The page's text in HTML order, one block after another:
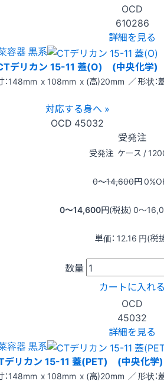
OCD
610286
詳細を見る
容器 黒系
デリカン 15-11 蓋(O) (中央化学)
：148mm x 108mm x (高)20mm ／ 形状：
対応する身へ »
OCD 45032
受発注
受発注 ケース /
0〜14,600円0
0〜14,600円(税抜) 0〜
単価： 12.16 円(税
数量
カートに入れる
OCD
45032
詳細を見る
容器 黒系
デリカン 15-11 蓋(PET) (中央化学)
：148mm x 108mm x (高)20mm ／ 形状：